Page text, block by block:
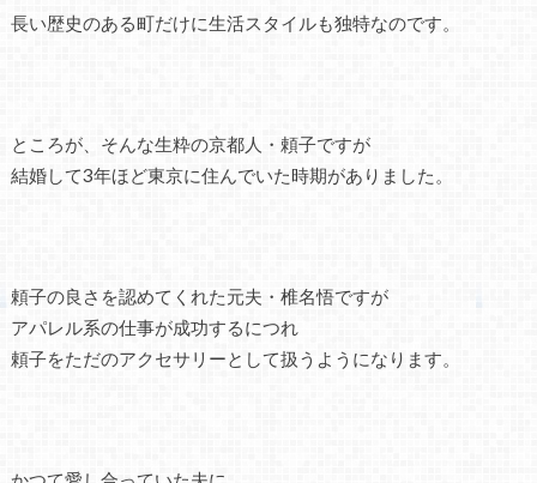
長い歴史のある町だけに生活スタイルも独特なのです。
ところが、そんな生粋の京都人・頼子ですが
結婚して3年ほど東京に住んでいた時期がありました。
頼子の良さを認めてくれた元夫・椎名悟ですが
アパレル系の仕事が成功するにつれ
頼子をただのアクセサリーとして扱うようになります。